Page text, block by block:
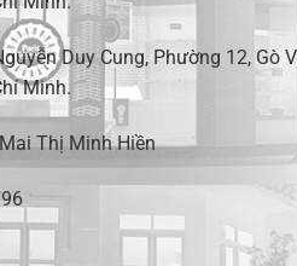
Duy Cung, Phường 12, Gò
Minh.
Thị Minh Hiền